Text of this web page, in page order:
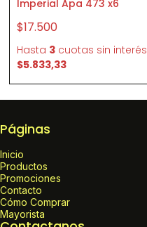
Imperial Apa 473 x6
$17.500
Hasta 3cuotas sin interés
$5.833,33
Páginas
Inicio
Productos
Promociones
Contacto
Cómo Comprar
Mayorista